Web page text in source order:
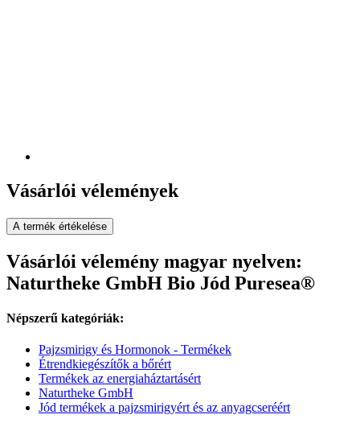
Vásárlói vélemények
A termék értékelése
Vásárlói vélemény magyar nyelven:
Naturtheke GmbH Bio Jód Puresea®
Népszerű kategóriák:
Pajzsmirigy és Hormonok - Termékek
Étrendkiegészítők a bőrért
Termékek az energiaháztartásért
Naturtheke GmbH
Jód termékek a pajzsmirigyért és az anyagcseréért